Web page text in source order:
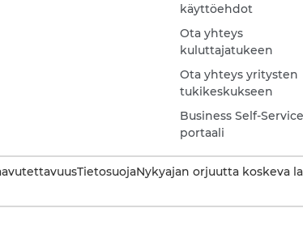
käyttöehdot
Ota yhteys
kuluttajatukeen
Ota yhteys yritysten
tukikeskukseen
Business Self-
portaali
TietosuojaNykyajan orjuutta koskeva